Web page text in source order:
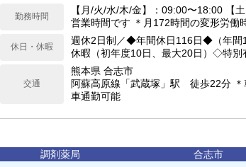
勤務時間
【月/火/水/木/金】：09:00〜18:00 【
営業時間です ＊月172時間の変形労働
休日・休暇
週休2日制／◆年間休日116日◆（年
休暇（初年度10日、最大20日）◇特別
可）◇産前産後休暇◇配偶者出産休暇
休暇（年次有給休暇とは別に5日／年
時5日）◇忌引休暇（最大7日）◇災害
（上限9日／年間）
交通
熊本県 合志市
阿蘇高原線「武蔵塚」駅 徒歩22分
車通勤可能
調剤薬局 合志市